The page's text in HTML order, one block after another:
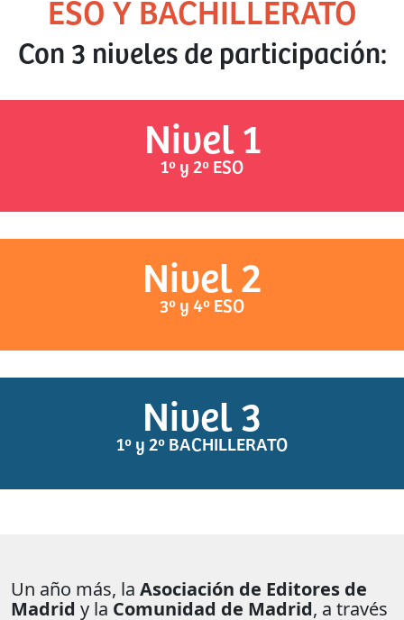
ESO Y BACHILLERATO
Con 3 niveles de participación:
Nivel 1
1º y 2º ESO
Nivel 2
3º y 4º ESO
Nivel 3
1º y 2º BACHILLERATO
Un año más, la Asociación de Editores de
Madrid y la Comunidad de Madrid, a través